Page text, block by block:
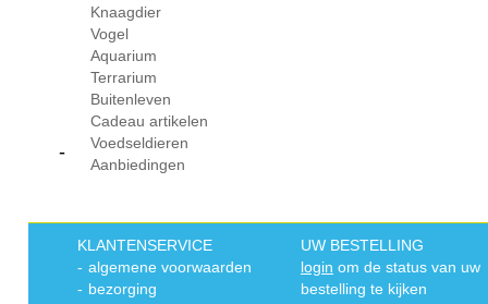
Knaagdier
Vogel
Aquarium
Terrarium
Buitenleven
Cadeau artikelen
Voedseldieren
Aanbiedingen
-
KLANTENSERVICE
- algemene voorwaarden
- bezorging
UW BESTELLING
login om de status van uw
bestelling te kijken